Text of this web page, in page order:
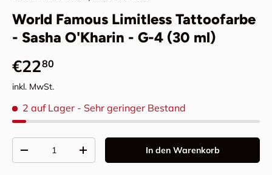
World Famous Limitless Tattoofarbe
- Sasha O'Kharin - G-4 (30 ml)
Normaler Preis
€2280
inkl. MwSt.
2 auf Lager - Sehr geringer Bestand
Menge verringernMenge erhöhen In den Warenkorb